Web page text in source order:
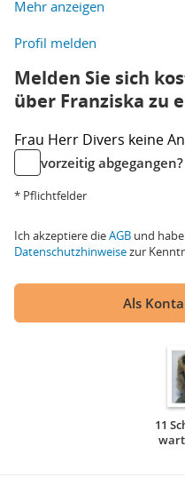
Mehr anzeigen
Profil melden
Melden Sie sich
über Franziska zu
Frau Herr Divers keine
vorzeitig abgegangen?
* Pflichtfelder
Ich akzeptiere dieAGB und
Datenschutzhinweisezur
Als
11